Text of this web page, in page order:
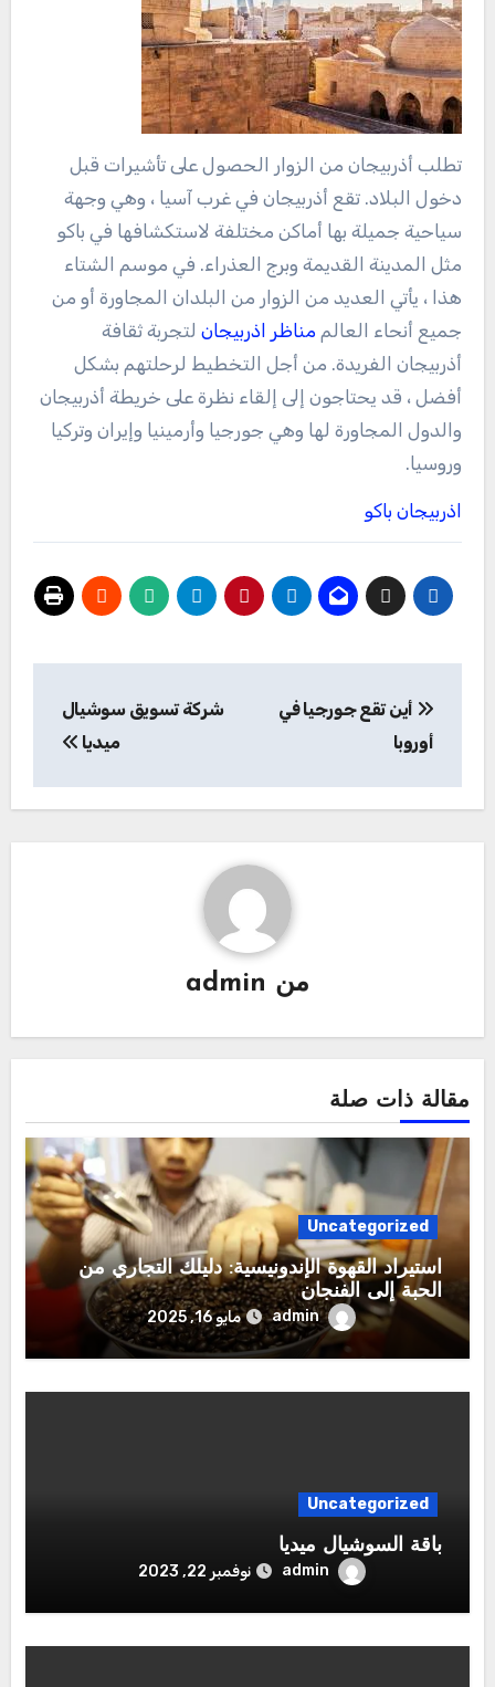
تطلب أذربيجان من الزوار الحصول على تأشيرات قبل
دخول البلاد. تقع أذربيجان في غرب آسيا ، وهي وجهة
سياحية جميلة بها أماكن مختلفة لاستكشافها في باكو
مثل المدينة القديمة وبرج العذراء. في موسم الشتاء
هذا ، يأتي العديد من الزوار من البلدان المجاورة أو من
جميع أنحاء العالم مناظر اذربيجانلتجربة ثقافة
أذربيجان الفريدة. من أجل التخطيط لرحلتهم بشكل
أفضل ، قد يحتاجون إلى إلقاء نظرة على خريطة أذربيجان
والدول المجاورة لها وهي جورجيا وأرمينيا وإيران وتركيا
وروسيا.
اذربيجان باكو
المقالات
أين تقع جورجيا في
أوروبا
شركة تسويق سوشيال
ميديا
من admin
مقالة ذات صلة
Uncategorized
استيراد القهوة الإندونيسية: دليلك التجاري من
الحبة إلى الفنجان
admin مايو 16, 2025
Uncategorized
باقة السوشيال ميديا
admin نوفمبر 22, 2023